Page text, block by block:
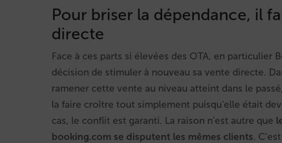
Pour briser la dépendance, il
directe
Face à ces parts si élevées des OTA, en particulier
décision de stimuler à nouveau sa vente directe.
ramener cette vente au niveau atteint dans le
la faire croître tout simplement puisqu’elle était
cas, le conflit est garanti. La raison n’est autre que
booking.com se disputent les mêmes clients.